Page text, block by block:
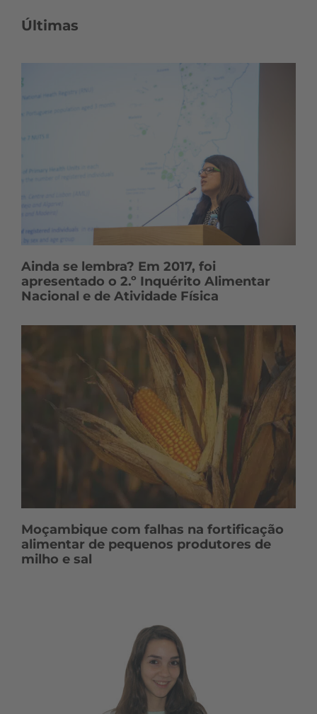
Últimas
Ainda se lembra? Em 2017, foi
apresentado o 2.º Inquérito Alimentar
Nacional e de Atividade Física
Moçambique com falhas na fortificação
alimentar de pequenos produtores de
milho e sal